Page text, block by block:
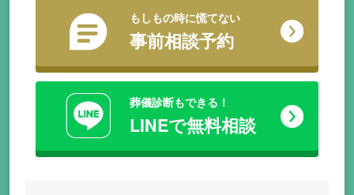
もしもの時に慌てない
事前相談予約
葬儀診断もできる！
LINEで無料相談